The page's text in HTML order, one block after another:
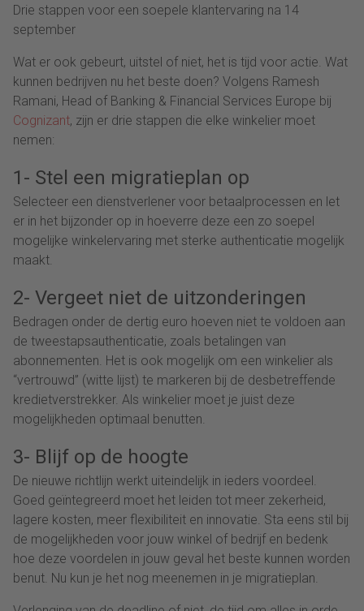
Drie stappen voor een soepele klantervaring na 14
september
Wat er ook gebeurt, uitstel of niet, het is tijd voor actie. Wat
kunnen bedrijven nu het beste doen? Volgens Ramesh
Ramani, Head of Banking & Financial Services Europe bij
Cognizant, zijn er drie stappen die elke winkelier moet
nemen:
1- Stel een migratieplan op
Selecteer een dienstverlener voor betaalprocessen en let
er in het bijzonder op in hoeverre deze een zo soepel
mogelijke winkelervaring met sterke authenticatie mogelijk
maakt.
2- Vergeet niet de uitzonderingen
Bedragen onder de dertig euro hoeven niet te voldoen aan
de tweestapsauthenticatie, zoals betalingen van
abonnementen. Het is ook mogelijk om een winkelier als
“vertrouwd” (witte lijst) te markeren bij de desbetreffende
kredietverstrekker. Als winkelier moet je juist deze
mogelijkheden optimaal benutten.
3- Blijf op de hoogte
De nieuwe richtlijn werkt uiteindelijk in ieders voordeel.
Goed geïntegreerd moet het leiden tot meer zekerheid,
lagere kosten, meer flexibiliteit en innovatie. Sta eens stil bij
de mogelijkheden voor jouw winkel of bedrijf en bedenk
hoe deze voordelen in jouw geval het beste kunnen worden
benut. Nu kun je het nog meenemen in je migratieplan.